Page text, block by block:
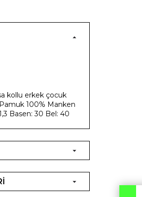
kollu erkek çocuk
100% Manken
Basen: 30 Bel: 40